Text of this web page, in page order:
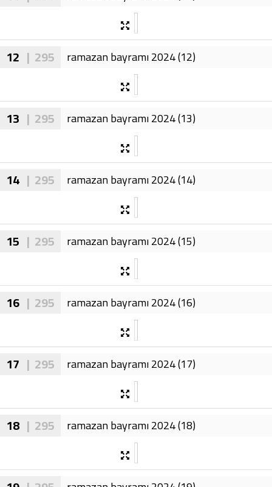
12 | 295 ramazan bayramı 2024 (12)
13 | 295 ramazan bayramı 2024 (13)
14 | 295 ramazan bayramı 2024 (14)
15 | 295 ramazan bayramı 2024 (15)
16 | 295 ramazan bayramı 2024 (16)
17 | 295 ramazan bayramı 2024 (17)
18 | 295 ramazan bayramı 2024 (18)